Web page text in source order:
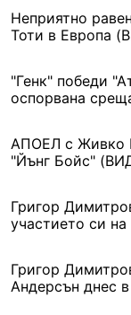
Неприятно
Тоти в Европа
"Генк" победи
оспорвана
АПОЕЛ с Живко
"Йънг Бойс"
Григор
участието си
Григор
Андерсън днес